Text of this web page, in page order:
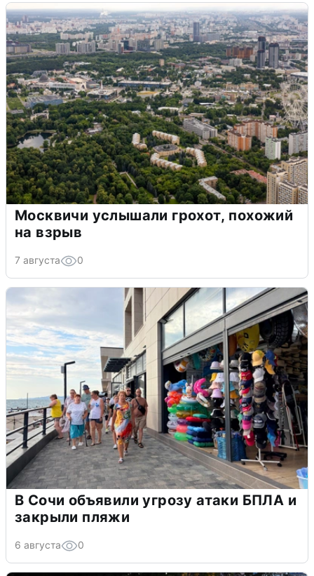
Москвичи услышали грохот, похожий
на взрыв
7 августа 0
В Сочи объявили угрозу атаки БПЛА и
закрыли пляжи
6 августа 0